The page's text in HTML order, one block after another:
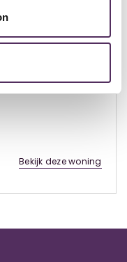
Bekijk deze woning